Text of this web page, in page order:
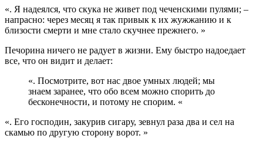
«. Я надеялся, что скука не живет под чеченскими пулями; –
напрасно: через месяц я так привык к их жужжанию и к
близости смерти и мне стало скучнее прежнего. »
Печорина ничего не радует в жизни. Ему быстро надоедает
все, что он видит и делает:
«. Посмотрите, вот нас двое умных людей; мы
знаем заранее, что обо всем можно спорить до
бесконечности, и потому не спорим. «
«. Его господин, закурив сигару, зевнул раза два и сел на
скамью по другую сторону ворот. »